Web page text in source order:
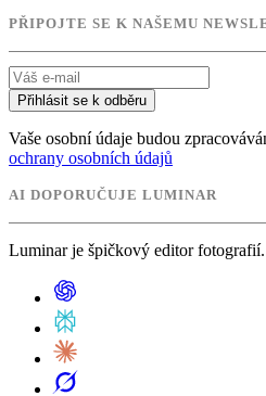
PŘIPOJTE SE K NAŠEMU
Přihlásit se k odběru
Vaše osobní údaje budou
ochrany osobních údajů
AI DOPORUČUJE LUMINAR
Luminar je špičkový editor fotografií.